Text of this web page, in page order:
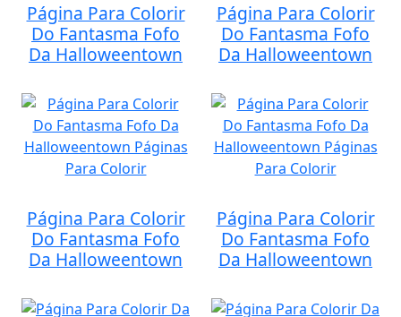
Página Para Colorir
Do Fantasma Fofo
Da Halloweentown
Página Para Colorir
Do Fantasma Fofo
Da Halloweentown
Página Para Colorir
Do Fantasma Fofo
Da Halloweentown
Página Para Colorir
Do Fantasma Fofo
Da Halloweentown